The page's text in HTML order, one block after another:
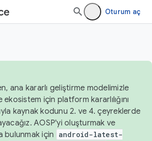
Oturum aç
ana kararlı geliştirme modelimizle
için platform kararlılığını
kaynak kodunu 2. ve 4. çeyreklerde
AOSP'yi oluşturmak ve
bulunmak için
android-latest-